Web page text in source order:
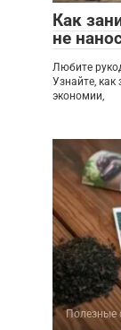
Как
не
Любите
Узнайте,
экономии,
Полезные